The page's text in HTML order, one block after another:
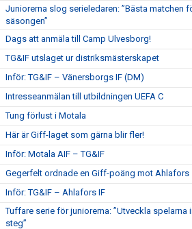
Juniorerna slog serieledaren: ”Bästa matchen
säsongen”
Dags att anmäla till Camp Ulvesborg!
TG&IF utslaget ur distriksmästerskapet
Inför: TG&IF – Vänersborgs IF (DM)
Intresseanmälan till utbildningen UEFA C
Tung förlust i Motala
Här är Giff-laget som gärna blir fler!
Inför: Motala AIF – TG&IF
Gegerfelt ordnade en Giff-poäng mot Ahlafors
Inför: TG&IF – Ahlafors IF
Tuffare serie för juniorerna: ”Utveckla spelarna
steg”